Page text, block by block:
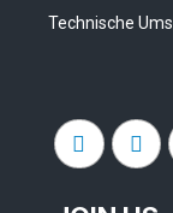
Technische